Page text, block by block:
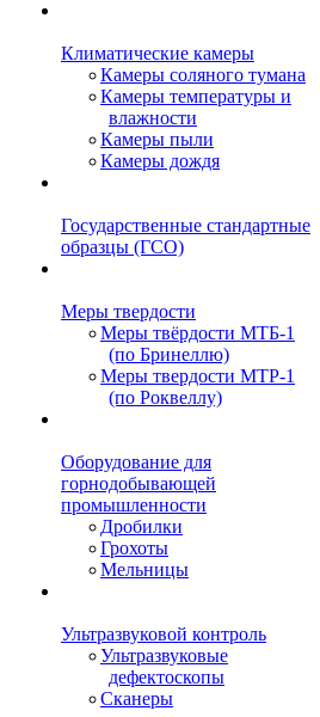
Климатические камеры
Камеры соляного тумана
Камеры температуры и
влажности
Камеры пыли
Камеры дождя
Государственные стандартные
образцы (ГСО)
Меры твердости
Меры твёрдости МТБ-1
(по Бринеллю)
Меры твердости МТР-1
(по Роквеллу)
Оборудование для
горнодобывающей
промышленности
Дробилки
Грохоты
Мельницы
Ультразвуковой контроль
Ультразвуковые
дефектоскопы
Сканеры